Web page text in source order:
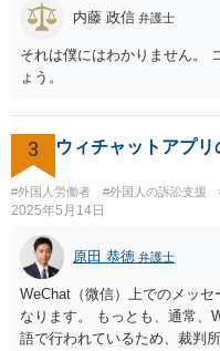
内藤 政信 弁護士
それは僕にはわかりません。
ょう。
3 ウィチャットアプリ
#外国人労働者 #外国人の訴訟支援
2025年5月14日
原田 恭徳 弁護士
WeChat（微信）上でのメッ
なります。 もっとも、通常、
語で行われているため、裁判